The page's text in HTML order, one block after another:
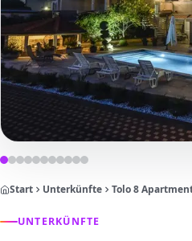
Start Unterkünfte Tolo 8
UNTERKÜNFTE